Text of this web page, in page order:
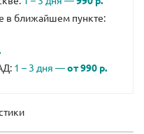
в ближайшем пункте:
1 – 3 дня —от 990 р.